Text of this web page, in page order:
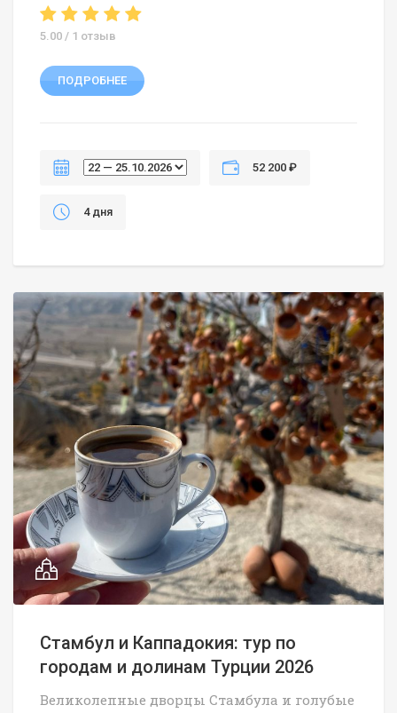
5.00 / 1 отзыв
ПОДРОБНЕЕ
52 200 ₽
4 дня
Стамбул и Каппадокия: тур по
городам и долинам Турции 2026
Великолепные дворцы Стамбула и голубые